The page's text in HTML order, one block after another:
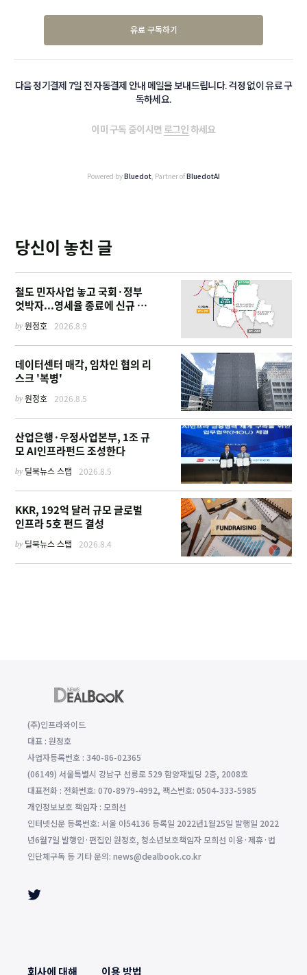
유료 구독하기
다음 정기결제 7일 전 자동결제 안내 메일을 보내드립니다. 걱정 없이 유료 구
독하세요.
이미 구독 중이시면 로그인하세요
Powered byBluedot, Partner ofBluedotAI
당신이 놓친 글
철도 민자사업 놓고 국회·정부
엇박자...영세율 종료에 신규 사
업 '비상'
by원정호 2026.8.9
데이터센터 매각, 임차인 협의 리
스크 '복병'
by원정호 2026.8.5
산업은행·우정사업본부, 1조 규
모 AI인프라펀드 조성한다
by 딜북뉴스 스탭 2026.8.5
KKR, 192억 달러 규모 글로벌
인프라 5호 펀드 결성
by 딜북뉴스 스탭 2026.8.4
(주)인프라와이드
대표 : 원정호
사업자등록번호 : 340-86-02365
(06149) 서울특별시 강남구 선릉로 529 함양재빌딩 2층, 2008호
대표전화 : 전화번호: 070-8979-4992, 팩스번호: 0504-333-5985
개인정보보호 책임자 : 모희선
인터넷신문 등록번호: 서울 아54136 등록일 2022년1월25일 발행일 2022
년6월7일 발행인·편집인 원정호, 청소년보호책임자 모희선 이용·제휴·법
인단체구독 등 기타 문의: news@dealbook.co.kr
회사에 대해 이용 방법